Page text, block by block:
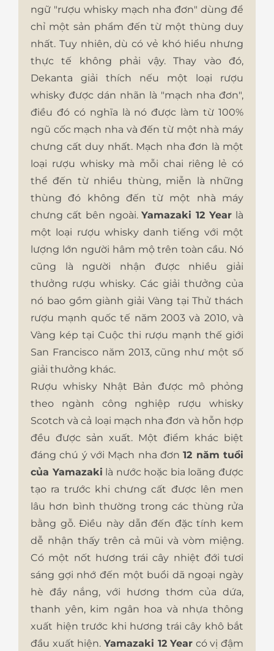
ngữ "rượu whisky mạch nha đơn" dùng để
chỉ một sản phẩm đến từ một thùng duy
nhất. Tuy nhiên, dù có vẻ khó hiểu nhưng
thực tế không phải vậy. Thay vào đó,
Dekanta giải thích nếu một loại rượu
whisky được dán nhãn là "mạch nha đơn",
điều đó có nghĩa là nó được làm từ 100%
ngũ cốc mạch nha và đến từ một nhà máy
chưng cất duy nhất. Mạch nha đơn là một
loại rượu whisky mà mỗi chai riêng lẻ có
thể đến từ nhiều thùng, miễn là những
thùng đó không đến từ một nhà máy
chưng cất bên ngoài.Yamazaki 12 Year là
một loại rượu whisky danh tiếng với một
lượng lớn người hâm mộ trên toàn cầu. Nó
cũng là người nhận được nhiều giải
thưởng rượu whisky. Các giải thưởng của
nó bao gồm giành giải Vàng tại Thử thách
rượu mạnh quốc tế năm 2003 và 2010, và
Vàng kép tại Cuộc thi rượu mạnh thế giới
San Francisco năm 2013, cũng như một số
giải thưởng khác.
Rượu whisky Nhật Bản được mô phỏng
theo ngành công nghiệp rượu whisky
Scotch và cả loại mạch nha đơn và hỗn hợp
đều được sản xuất. Một điểm khác biệt
đáng chú ý với Mạch nha đơn12 năm tuổi
của Yamazaki là nước hoặc bia loãng được
tạo ra trước khi chưng cất được lên men
lâu hơn bình thường trong các thùng rửa
bằng gỗ. Điều này dẫn đến đặc tính kem
dễ nhận thấy trên cả mũi và vòm miệng.
Có một nốt hương trái cây nhiệt đới tươi
sáng gợi nhớ đến một buổi dã ngoại ngày
hè đầy nắng, với hương thơm của dứa,
thanh yên, kim ngân hoa và nhựa thông
xuất hiện trước khi hương trái cây khô bắt
đầu xuất hiện. Yamazaki 12 Year có vị đậm